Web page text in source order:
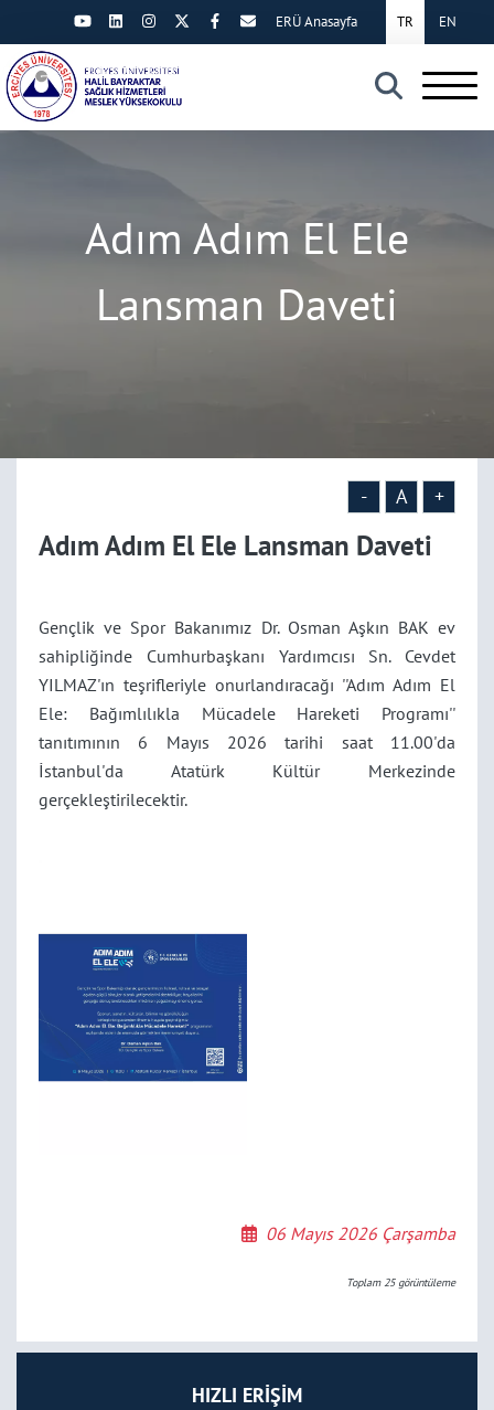
×
TR EN
ERÜ Anasayfa
Adım Adım El Ele
Lansman Daveti
HIZLI ERİŞİM
- A +
Adım Adım El Ele Lansman Daveti
Gençlik ve Spor Bakanımız Dr. Osman Aşkın BAK ev
sahipliğinde Cumhurbaşkanı Yardımcısı Sn. Cevdet
YILMAZ'ın teşrifleriyle onurlandıracağı ''Adım Adım El
Ele: Bağımlılıkla Mücadele Hareketi Programı''
tanıtımının 6 Mayıs 2026 tarihi saat 11.00'da
İstanbul'da Atatürk Kültür Merkezinde
gerçekleştirilecektir.
06 Mayıs 2026 Çarşamba
Toplam25görüntüleme